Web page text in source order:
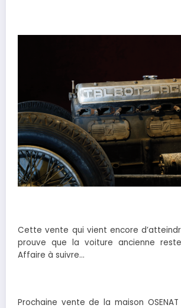
Cette vente qui vient encore
prouve que la voiture ancienne
Affaire à suivre…
Prochaine vente de la maison